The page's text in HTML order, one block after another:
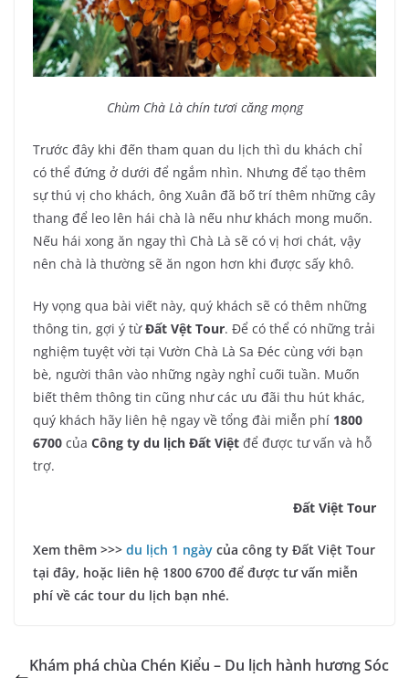
Chùm Chà Là chín tươi căng mọng
Trước đây khi đến tham quan du lịch thì du khách chỉ
có thể đứng ở dưới để ngắm nhìn. Nhưng để tạo thêm
sự thú vị cho khách, ông Xuân đã bố trí thêm những cây
thang để leo lên hái chà là nếu như khách mong muốn.
Nếu hái xong ăn ngay thì Chà Là sẽ có vị hơi chát, vậy
nên chà là thường sẽ ăn ngon hơn khi được sấy khô.
Hy vọng qua bài viết này, quý khách sẽ có thêm những
thông tin, gợi ý từĐất Vệt Tour. Để có thể có những trải
nghiệm tuyệt vời tại Vườn Chà Là Sa Đéc cùng với bạn
bè, người thân vào những ngày nghỉ cuối tuần. Muốn
biết thêm thông tin cũng như các ưu đãi thu hút khác,
quý khách hãy liên hệ ngay về tổng đài miễn phí 1800
6700 của Công ty du lịch Đất Việt để được tư vấn và hỗ
trợ.
Đất Việt Tour
Xem thêm >>> du lịch 1 ngày của công ty Đất Việt Tour
tại đây, hoặc liên hệ 1800 6700 để được tư vấn miễn
phí về các tour du lịch bạn nhé.
Khám phá chùa Chén Kiểu – Du lịch hành hương Sóc